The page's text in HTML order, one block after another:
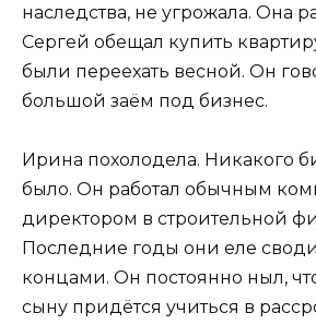
наследства, не угрожала. Она
Сергей обещал купить
были переехать весной. Он
большой заём под бизнес.
Ирина похолодела. Никакого
было. Он работал обычным
директором в строительной
Последние годы они еле
концами. Он постоянно ныл,
сыну придётся учиться в